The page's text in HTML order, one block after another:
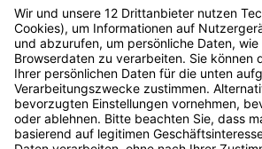
Event ansehen